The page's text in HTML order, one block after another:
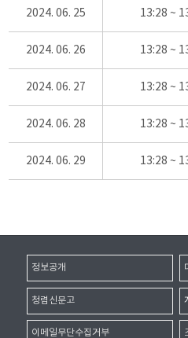
2024. 06. 25 13:28 ~
2024. 06. 26 13:28 ~
2024. 06. 27 13:28 ~
2024. 06. 28 13:28 ~
2024. 06. 29 13:28 ~
정보공개
청렴신문고
이메일무단수집거부